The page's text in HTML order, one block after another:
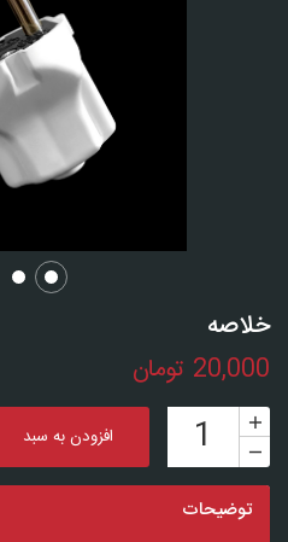
خلاصه
20,000 تومان
افزودن به سبد
توضیحات